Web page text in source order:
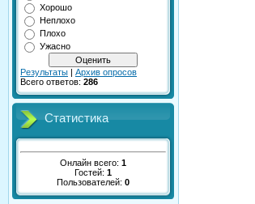
Хорошо
Неплохо
Плохо
Ужасно
Результаты | Архив опросов
Всего ответов: 286
Статистика
Онлайн всего: 1
Гостей: 1
Пользователей: 0